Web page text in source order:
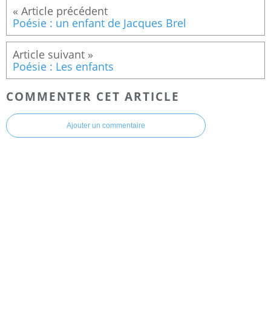
Poésie : un enfant de Jacques Brel
Poésie : Les enfants
COMMENTER CET ARTICLE
Ajouter un commentaire